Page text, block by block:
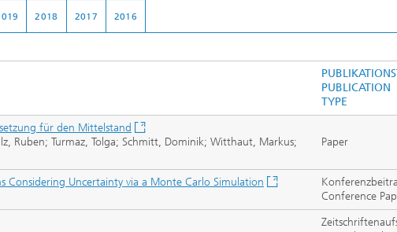
PUBLICATION
TYPE
für den Mittelstand
Ruben; Turmaz, Tolga; Schmitt, Dominik; Witthaut, Markus;
Paper
Considering Uncertainty via a Monte Carlo Simulation
Conference
2018 2017 2016